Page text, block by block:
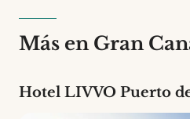
Más en Gran
Hotel LIVVO Puerto